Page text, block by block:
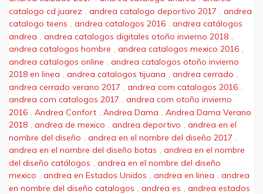
catalogo cd juarez , andrea catalogo deportivo 2017 , andrea
catalogo teens , andrea catalogos 2016 , andrea catálogos
andrea , andrea catalogos digitales otoño invierno 2018 ,
andrea catalogos hombre , andrea catalogos mexico 2016 ,
andrea catalogos online , andrea catalogos otoño invierno
2018 en linea , andrea catalogos tijuana , andrea cerrado ,
andrea cerrado verano 2017 , andrea com catalogos 2016 ,
andrea com catalogos 2017 , andrea com otoño invierno
2016 , Andrea Confort , Andrea Dama , Andrea Dama Verano
2018 , andrea de mexico , andrea deportivo , andrea en el
nombre del diseño
andrea en el nombre del diseño 2017
andrea en el nombre del diseño botas , andrea en el nombre
del diseño catálogos
andrea en el nombre del diseño
mexico , andrea en Estados Unidos , andrea en linea , andrea
en nombre del diseño catalogos
andrea es
andrea estados